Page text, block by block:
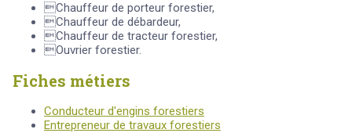
Chauffeur de porteur forestier,
Chauffeur de débardeur,
Chauffeur de tracteur forestier,
Ouvrier forestier.
Fiches métiers
Conducteur d'engins forestiers
Entrepreneur de travaux forestiers